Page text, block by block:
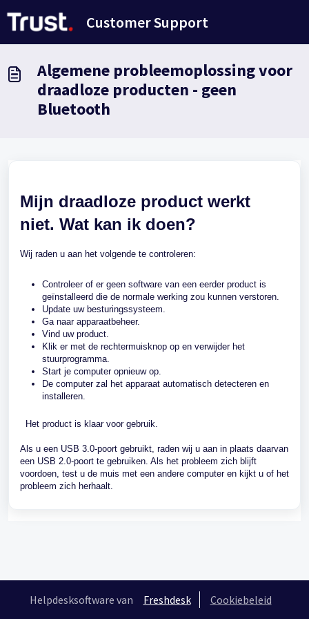
Customer Support
Algemene probleemoplossing voor
draadloze producten - geen
Bluetooth
Mijn draadloze product werkt
niet. Wat kan ik doen?
Wij raden u aan het volgende te controleren:
Controleer of er geen software van een eerder product is
geïnstalleerd die de normale werking zou kunnen verstoren.
Update uw besturingssysteem.
Ga naar apparaatbeheer.
Vind uw product.
Klik er met de rechtermuisknop op en verwijder het
stuurprogramma.
Start je computer opnieuw op.
De computer zal het apparaat automatisch detecteren en
installeren.
Het product is klaar voor gebruik.
Als u een USB 3.0-poort gebruikt, raden wij u aan in plaats daarvan
een USB 2.0-poort te gebruiken. Als het probleem zich blijft
voordoen, test u de muis met een andere computer en kijkt u of het
probleem zich herhaalt.
Helpdesksoftware van Freshdesk Cookiebeleid